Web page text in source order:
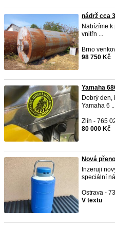
nádrž cca
Nabízíme
vnitřn ...
Brno
98 750 Kč
Yamaha
Dobrý den,
Yamaha 6
Zlín - 765
80 000 Kč
Nová
Inzeruji
speciální
Ostrava -
V textu